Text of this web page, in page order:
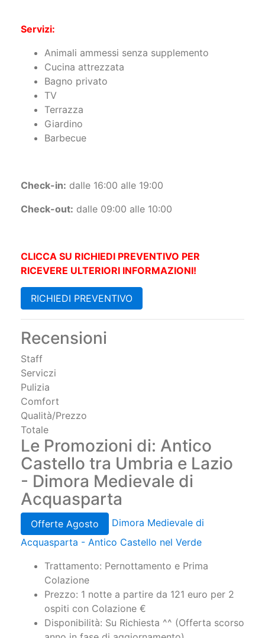
Servizi:
Animali ammessi senza supplemento
Cucina attrezzata
Bagno privato
TV
Terrazza
Giardino
Check-in: dalle 16:00 alle 19:00
CLICCA SU RICHIEDI PREVENTIVO PER
RICEVERE ULTERIORI INFORMAZIONI!
RICHIEDI PREVENTIVO
Recensioni
Staff
Serviczi
Pulizia
Comfort
Qualità/Prezzo
Totale
Le Promozioni di: Antico
Castello tra Umbria e Lazio
- Dimora Medievale di
Acquasparta
Offerte Agosto
Dimora Medievale di
Acquasparta - Antico Castello nel Verde
Trattamento: Pernottamento e Prima
Colazione
Prezzo: 1 notte a partire da 121 euro per 2
ospiti con Colazione €